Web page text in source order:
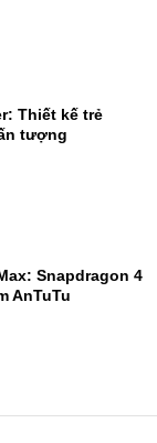
Thiết kế trẻ
tượng
Snapdragon 4
AnTuTu